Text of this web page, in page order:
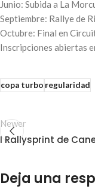
Junio: Subida a La
Septiembre: Rallye de
Octubre: Final en
Inscripciones abiertas
copa turboregularidad
Newer
I Rallysprint de
Deja una